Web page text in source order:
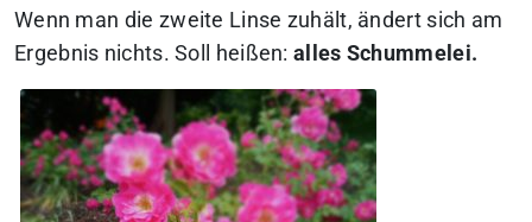
Wenn man die zweite Linse zuhält, ändert sich am
Ergebnis nichts. Soll heißen:alles Schummelei.